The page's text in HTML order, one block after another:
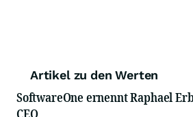
Artikel zu den Werten
SoftwareOne ernennt Raphael
CEO